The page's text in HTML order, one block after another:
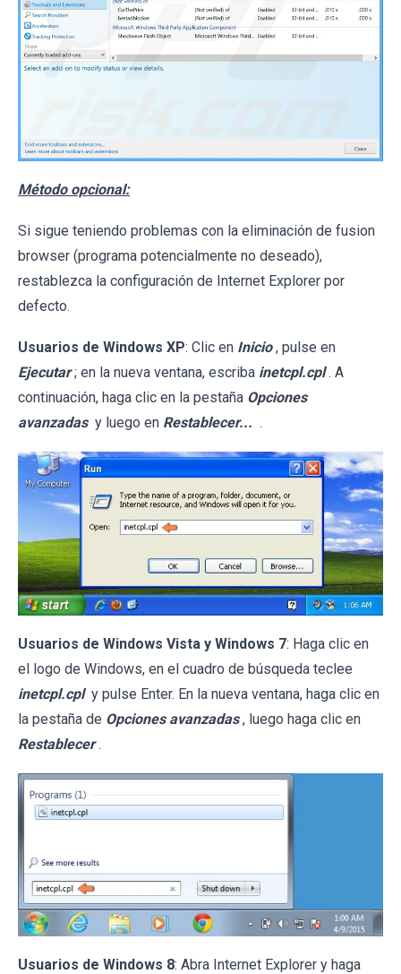
Método opcional:
Si sigue teniendo problemas con la eliminación de fusion
browser (programa potencialmente no deseado),
restablezca la configuración de Internet Explorer por
defecto.
Usuarios de Windows XP: Clic en Inicio , pulse en
Ejecutar ; en la nueva ventana, escriba inetcpl.cpl . A
continuación, haga clic en la pestaña Opciones
avanzadas y luego en Restablecer... .
Usuarios de Windows Vista y Windows 7: Haga clic en
el logo de Windows, en el cuadro de búsqueda teclee
inetcpl.cpl y pulse Enter. En la nueva ventana, haga clic en
la pestaña de Opciones avanzadas , luego haga clic en
Restablecer .
Usuarios de Windows 8: Abra Internet Explorer y haga